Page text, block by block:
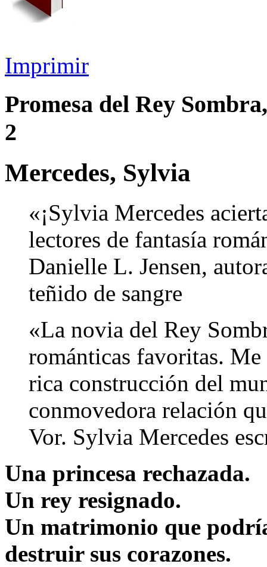
Imprimir
Promesa del Rey
2
Mercedes, Sylvia
«¡Sylvia Mercedes
lectores de fantasía
Danielle L. Jensen,
teñido de sangre
«La novia del Rey
románticas favoritas.
rica construcción del
conmovedora relación
Vor. Sylvia Mercedes
Una princesa rechazada.
Un rey resignado.
Un matrimonio que
destruir sus corazones.